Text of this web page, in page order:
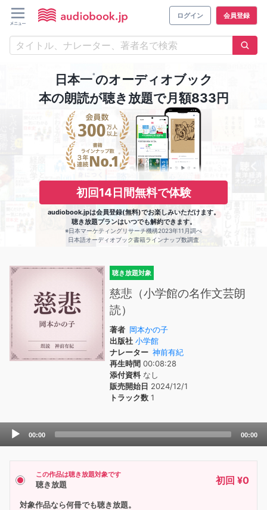
ログイン 会員登録
日本一※のオーディオブック
本の朗読が聴き放題で月額833円
初回14日間無料で体験
audiobook.jpは会員登録(無料)でお楽しみいただけます。
聴き放題プランはいつでも解約できます。
※日本マーケティングリサーチ機構2023年11月調べ
日本語オーディオブック書籍ラインナップ数調査
聴き放題対象
慈悲（小学館の名作文芸朗
読）
著者 岡本かの子
出版社 小学館
ナレーター 神前有紀
再生時間 00:08:28
添付資料なし
販売開始日 2024/12/1
トラック数 1
Audio
00:00 00:00
この作品は聴き放題対象です
聴き放題 初回 ¥0
対象作品なら何冊でも聴き放題。